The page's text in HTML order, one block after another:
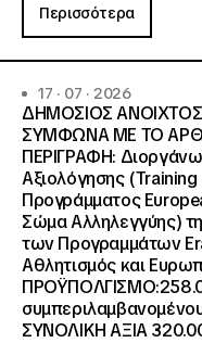
Περισσότερα
17 · 07 · 2026
ΔΗΜΟΣΙΟΣ
ΣΥΜΦΩΝΑ ΜΕ ΤΟ
ΠΕΡΙΓΡΑΦΗ:
Αξιολόγησης
Προγράμματος
Σώμα Αλληλεγγύης)
των Προγραμμάτων
Αθλητισμός και
ΣΥΝΟΛΙΚΗ ΑΞΙΑ